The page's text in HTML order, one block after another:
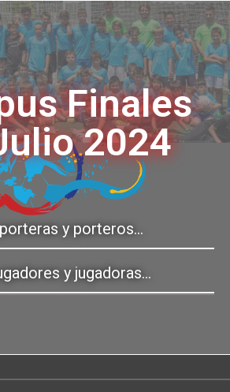
Finales
2024
y porteros…
y jugadoras…